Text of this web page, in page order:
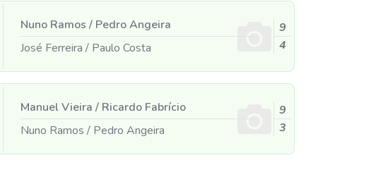
Nuno Ramos /Pedro Angeira
José Ferreira /Paulo Costa
9
4
Manuel Vieira /Ricardo Fabrício
Nuno Ramos /Pedro Angeira
9
3